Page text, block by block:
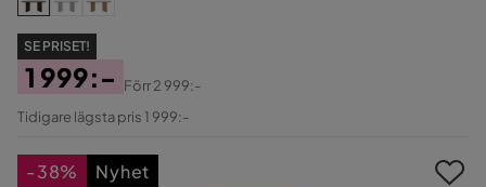
SE PRISET!
Pris
1 999:-
Original
Förr2 999:-
Tidigare lägsta pris 1 999:-
-38% Nyhet